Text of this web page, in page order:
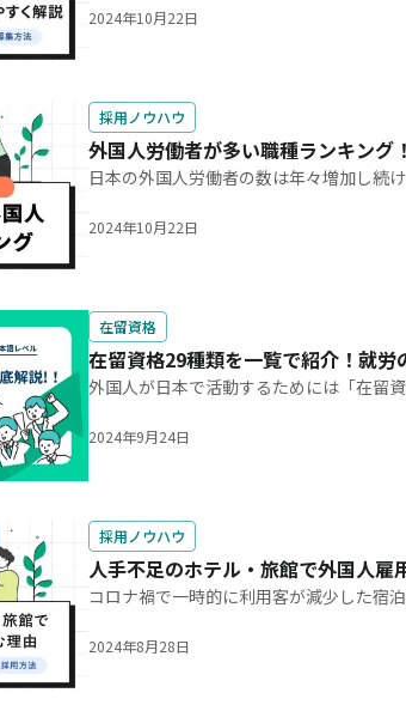
多いのではないでしょうか。
2024年10月22日
採用ノウハウ
外国人労働者が多い職種ランキング
日本の外国人労働者の数は年々増加し続
で外国人材の活躍が見ら
2024年10月22日
在留資格
在留資格29種類を一覧で紹介！就
外国人が日本で活動するためには「在留
ついて体系的に理解してお
2024年9月24日
採用ノウハウ
人手不足のホテル・旅館で外国人
コロナ禍で一時的に利用客が減少した宿
応を目的として多くの宿泊施
2024年8月28日